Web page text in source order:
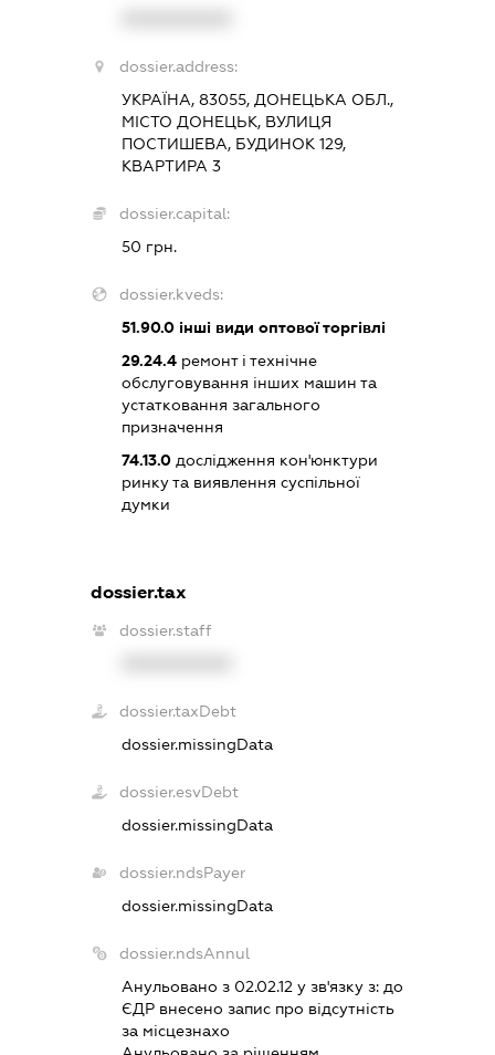
dossier.address:
УКРАЇНА, 83055, ДОНЕЦЬКА ОБЛ.,
МІСТО ДОНЕЦЬК, ВУЛИЦЯ
ПОСТИШЕВА, БУДИНОК 129,
КВАРТИРА 3
dossier.capital:
50 грн.
dossier.kveds:
51.90.0інші види оптової торгівлі
29.24.4ремонт і технічне
обслуговування інших машин та
устатковання загального
призначення
74.13.0дослідження кон'юнктури
ринку та виявлення суспільної
думки
dossier.tax
dossier.staff
dossier.taxDebt
dossier.missingData
dossier.esvDebt
dossier.missingData
dossier.ndsPayer
dossier.missingData
dossier.ndsAnnul
Анульовано з 02.02.12 у зв'язку з: до
ЄДР внесено запис про вiдсутнiсть
за мiсцезнахо